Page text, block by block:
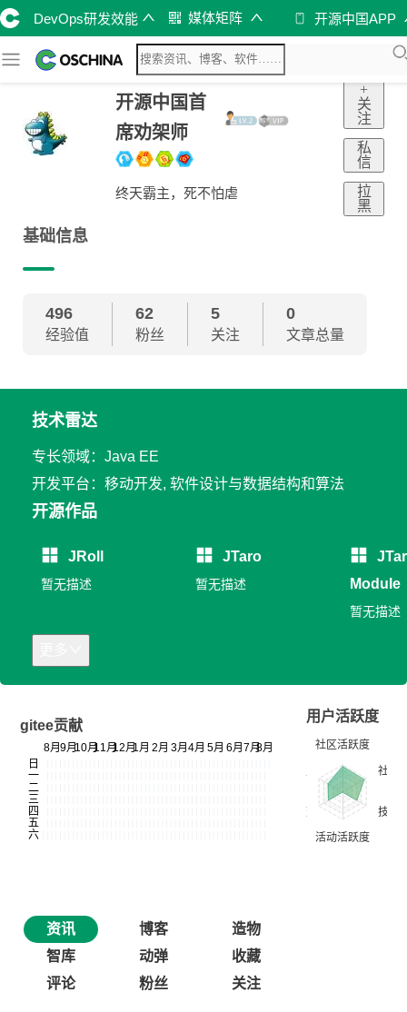
DevOps研发效能 媒体矩阵 开源中国APP
开源中国首
席劝架师
终天霸主，死不怕虐
+
关
注
私
信
拉
黑
基础信息
496
经验值
62
粉丝
5
关注
0
文章总量
技术雷达
专长领域：Java EE
开发平台：移动开发, 软件设计与数据结构和算法
开源作品
JRoll
暂无描述
JTaro
暂无描述
Module
暂无描述
gitee贡献
用户活跃度
资讯 博客
造物
智库
动弹
收藏
评论
粉丝 关注